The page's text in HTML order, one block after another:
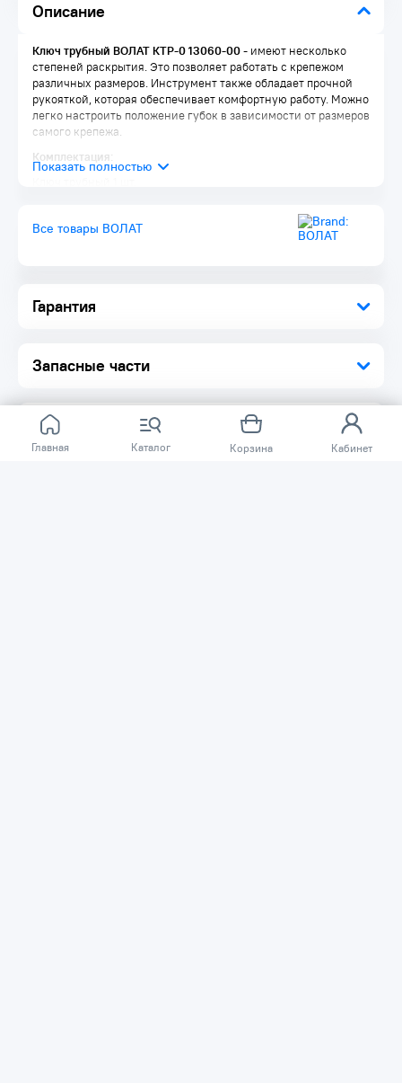
Главная Каталог Корзина Кабинет
Описание
Гарантия
Запасные части
Ключ трубный ВОЛАТ КТР-0 13060-00- имеют несколько
степеней раскрытия. Это позволяет работать с крепежом
различных размеров. Инструмент также обладает прочной
рукояткой, которая обеспечивает комфортную работу. Можно
легко настроить положение губок в зависимости от размеров
самого крепежа.
Комплектация:
Все товары ВОЛАТ